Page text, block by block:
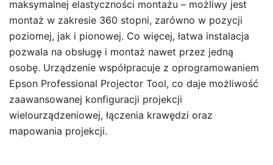
maksymalnej elastyczności montażu – możliwy jest
montaż w zakresie 360 stopni, zarówno w pozycji
poziomej, jak i pionowej. Co więcej, łatwa instalacja
pozwala na obsługę i montaż nawet przez jedną
osobę. Urządzenie współpracuje z oprogramowaniem
Epson Professional Projector Tool, co daje możliwość
zaawansowanej konfiguracji projekcji
wielourządzeniowej, łączenia krawędzi oraz
mapowania projekcji.